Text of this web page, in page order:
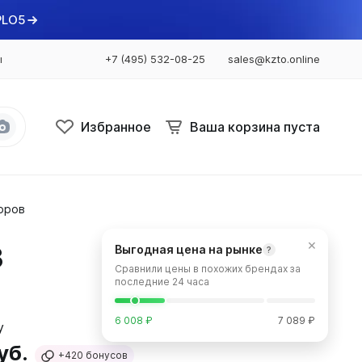
+7 (495) 532-08-25 sales@kzto.online
Избранное Ваша корзина пуста
Bataria Retro 2
Bataria Retro 3
+420 бонусов
×
Выгодная цена на рынке ?
Сравнили цены в похожих брендах за
последние 24 часа
6 008 ₽ 7 089 ₽